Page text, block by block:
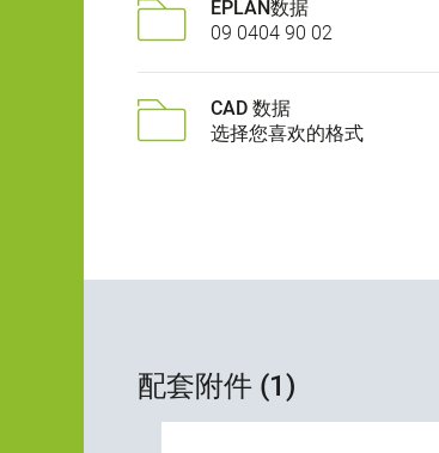
EPLAN数据
09 0404 90 02
CAD 数据
选择您喜欢的格式
配套附件 (1)